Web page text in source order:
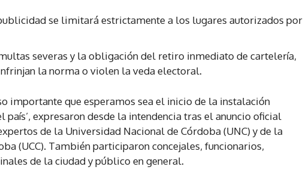
se limitará estrictamente a los lugares autorizados por
severas y la obligación del retiro inmediato de cartelería,
la norma o violen la veda electoral.
importante que esperamos sea el inicio de la instalación
país’, expresaron desde la intendencia tras el anuncio oficial
de la Universidad Nacional de Córdoba (UNC) y de la
(UCC). También participaron concejales, funcionarios,
de la ciudad y público en general.